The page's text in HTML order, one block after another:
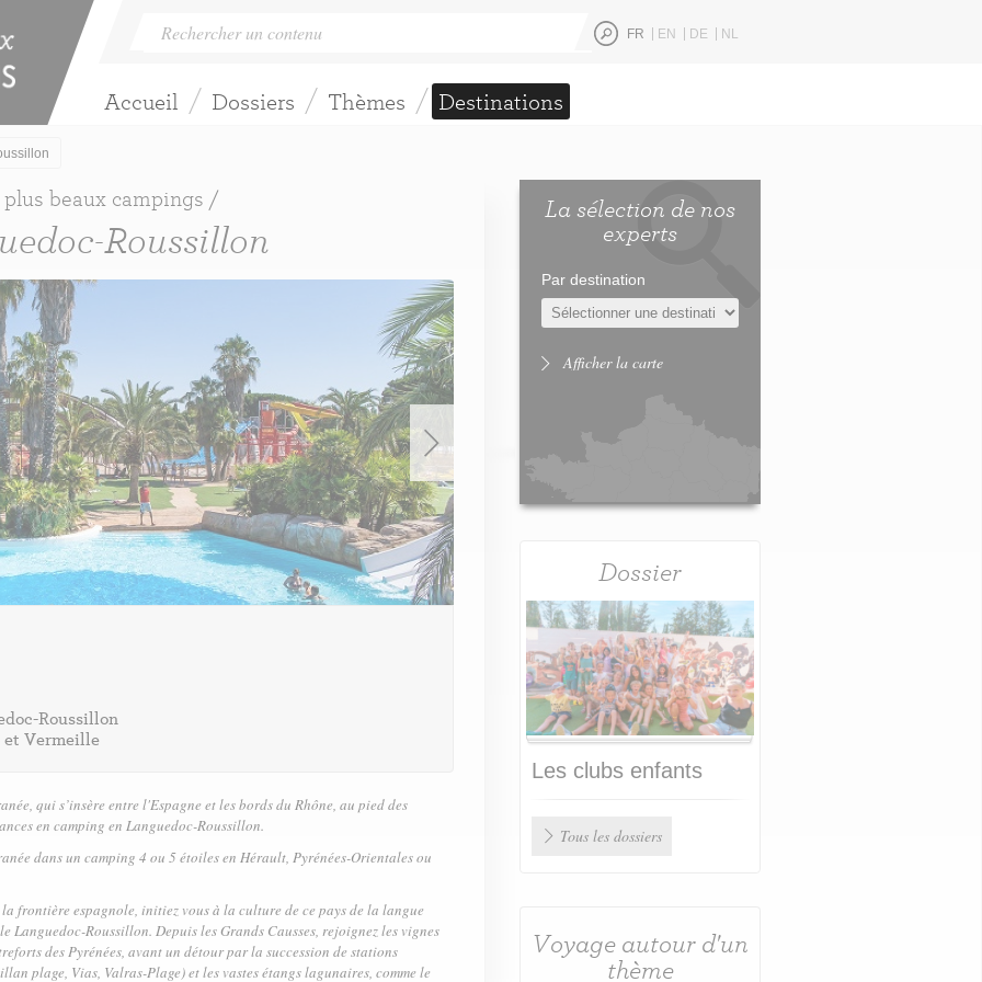
FR EN DE NL
Accueil Dossiers Thèmes Destinations
plus beaux campings /
Roussillon
Roussillon
et Vermeille
Les Méditerranées - Camping
34340 Marseillan / Languedoc-Roussillon
A proximité du Cap d'Agde et ses environs
qui s’insère entre l'Espagne et les bords du Rhône, au pied des
en camping en Languedoc-Roussillon.
dans un camping 4 ou 5 étoiles en Hérault, Pyrénées-Orientales ou
frontière espagnole, initiez vous à la culture de ce pays de la langue
Languedoc-Roussillon. Depuis les Grands Causses, rejoignez les vignes
des Pyrénées, avant un détour par la succession de stations
plage, Vias, Valras-Plage) et les vastes étangs lagunaires, comme le
La sélection de nos
experts
Par destination
Afficher la carte
Dossier
Les clubs enfants
Tous les dossiers
Voyage autour d'un
thème